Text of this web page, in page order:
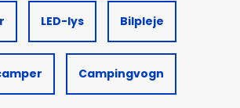
LED-lys Bilpleje
Campingvogn